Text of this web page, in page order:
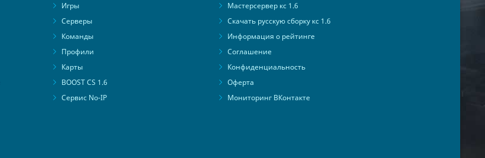
Игры
Серверы
Команды
Профили
Карты
BOOST CS 1.6
Сервис No-IP
Мастерсервер кс 1.6
Скачать русскую сборку кс 1.6
Информация о рейтинге
Соглашение
Конфиденциальность
Оферта
Мониторинг ВКонтакте